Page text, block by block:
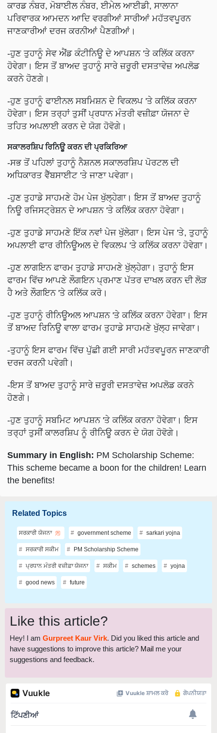
ਕਾਰਡ ਨੰਬਰ, ਮੋਬਾਈਲ ਨੰਬਰ, ਈਮੇਲ ਆਈਡੀ, ਸਾਲਾਨਾ
ਪਰਿਵਾਰਕ ਆਮਦਨ ਆਦਿ ਵਰਗੀਆਂ ਸਾਰੀਆਂ ਮਹੱਤਵਪੂਰਨ
ਜਾਣਕਾਰੀਆਂ ਦਰਜ ਕਰਨੀਆਂ ਪੈਣਗੀਆਂ।
-ਹੁਣ ਤੁਹਾਨੂੰ ਸੇਵ ਐਂਡ ਕੰਟੀਨਿਊ ਦੇ ਆਪਸ਼ਨ 'ਤੇ ਕਲਿੱਕ ਕਰਨਾ
ਹੋਵੇਗਾ। ਇਸ ਤੋਂ ਬਾਅਦ ਤੁਹਾਨੂੰ ਸਾਰੇ ਜ਼ਰੂਰੀ ਦਸਤਾਵੇਜ਼ ਅਪਲੋਡ
ਕਰਨੇ ਹੋਣਗੇ।
-ਹੁਣ ਤੁਹਾਨੂੰ ਫਾਈਨਲ ਸਬਮਿਸ਼ਨ ਦੇ ਵਿਕਲਪ 'ਤੇ ਕਲਿੱਕ ਕਰਨਾ
ਹੋਵੇਗਾ। ਇਸ ਤਰ੍ਹਾਂ ਤੁਸੀਂ ਪ੍ਰਧਾਨ ਮੰਤਰੀ ਵਜ਼ੀਫ਼ਾ ਯੋਜਨਾ ਦੇ
ਤਹਿਤ ਅਪਲਾਈ ਕਰਨ ਦੇ ਯੋਗ ਹੋਵੋਗੇ।
ਸਕਾਲਰਸ਼ਿਪ ਰਿਨਿਊ ਕਰਨ ਦੀ ਪ੍ਰਕਿਰਿਆ
-ਸਭ ਤੋਂ ਪਹਿਲਾਂ ਤੁਹਾਨੂੰ ਨੈਸ਼ਨਲ ਸਕਾਲਰਸ਼ਿਪ ਪੋਰਟਲ ਦੀ
ਅਧਿਕਾਰਤ ਵੈੱਬਸਾਈਟ 'ਤੇ ਜਾਣਾ ਪਵੇਗਾ।
-ਹੁਣ ਤੁਹਾਡੇ ਸਾਹਮਣੇ ਹੋਮ ਪੇਜ ਖੁੱਲ੍ਹੇਗਾ। ਇਸ ਤੋਂ ਬਾਅਦ ਤੁਹਾਨੂੰ
ਨਿਊ ਰਜਿਸਟ੍ਰੇਸ਼ਨ ਦੇ ਆਪਸ਼ਨ 'ਤੇ ਕਲਿੱਕ ਕਰਨਾ ਹੋਵੇਗਾ।
-ਹੁਣ ਤੁਹਾਡੇ ਸਾਹਮਣੇ ਇੱਕ ਨਵਾਂ ਪੇਜ ਖੁੱਲੇਗਾ। ਇਸ ਪੇਜ 'ਤੇ, ਤੁਹਾਨੂੰ
ਅਪਲਾਈ ਫਾਰ ਰੀਨਿਊਅਲ ਦੇ ਵਿਕਲਪ 'ਤੇ ਕਲਿੱਕ ਕਰਨਾ ਹੋਵੇਗਾ।
-ਹੁਣ ਲਾਗਇਨ ਫਾਰਮ ਤੁਹਾਡੇ ਸਾਹਮਣੇ ਖੁੱਲ੍ਹੇਗਾ। ਤੁਹਾਨੂੰ ਇਸ
ਫਾਰਮ ਵਿੱਚ ਆਪਣੇ ਲੌਗਇਨ ਪ੍ਰਮਾਣ ਪੱਤਰ ਦਾਖਲ ਕਰਨ ਦੀ ਲੋੜ
ਹੈ ਅਤੇ ਲੌਗਇਨ 'ਤੇ ਕਲਿੱਕ ਕਰੋ।
-ਹੁਣ ਤੁਹਾਨੂੰ ਰੀਨਿਊਅਲ ਆਪਸ਼ਨ 'ਤੇ ਕਲਿੱਕ ਕਰਨਾ ਹੋਵੇਗਾ। ਇਸ
ਤੋਂ ਬਾਅਦ ਰਿਨਿਊ ਵਾਲਾ ਫਾਰਮ ਤੁਹਾਡੇ ਸਾਹਮਣੇ ਖੁੱਲ੍ਹ ਜਾਵੇਗਾ।
-ਤੁਹਾਨੂੰ ਇਸ ਫਾਰਮ ਵਿੱਚ ਪੁੱਛੀ ਗਈ ਸਾਰੀ ਮਹੱਤਵਪੂਰਨ ਜਾਣਕਾਰੀ
ਦਰਜ ਕਰਨੀ ਪਵੇਗੀ।
-ਇਸ ਤੋਂ ਬਾਅਦ ਤੁਹਾਨੂੰ ਸਾਰੇ ਜ਼ਰੂਰੀ ਦਸਤਾਵੇਜ਼ ਅਪਲੋਡ ਕਰਨੇ
ਹੋਣਗੇ।
-ਹੁਣ ਤੁਹਾਨੂੰ ਸਬਮਿਟ ਆਪਸ਼ਨ 'ਤੇ ਕਲਿੱਕ ਕਰਨਾ ਹੋਵੇਗਾ। ਇਸ
ਤਰ੍ਹਾਂ ਤੁਸੀਂ ਕਾਲਰਸ਼ਿਪ ਨੂੰ ਰੀਨਿਊ ਕਰਨ ਦੇ ਯੋਗ ਹੋਵੋਗੇ।
Summary in English: PM Scholarship Scheme:
This scheme became a boon for the children! Learn
the benefits!
Related Topics
ਸਰਕਾਰੀ ਯੋਜਨਾ government scheme sarkari yojna
ਸਰਕਾਰੀ ਸਕੀਮ PM Scholarship Scheme
ਪ੍ਰਧਾਨ ਮੰਤਰੀ ਵਜ਼ੀਫ਼ਾ ਯੋਜਨਾ ਸਕੀਮ schemes yojna
good news future
Like this article?
Hey! I am Gurpreet Kaur Virk. Did you liked this article and
have suggestions to improve this article? Mail me your
suggestions and feedback.